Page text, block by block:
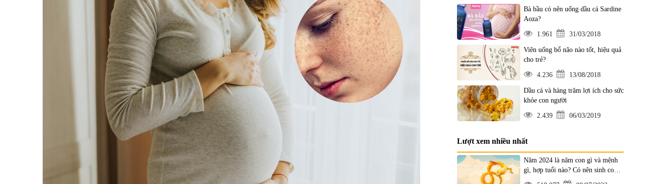
Bà bầu có nên uống dầu cá Sardine
Aoza?
1.961 31/03/2018
Viên uống bổ não nào tốt, hiệu quả
cho trẻ?
4.236 13/08/2018
Dầu cá và hàng trăm lợi ích cho sức
khỏe con người
2.439 06/03/2019
Lượt xem nhiều nhất
Năm 2024 là năm con gì và mệnh
gì, hợp tuổi nào? Có nên sinh con
năm 2024 không?